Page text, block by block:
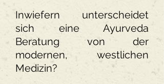
Inwiefern unterscheidet
sich eine Ayurveda
Beratung von der
modernen, westlichen
Medizin?